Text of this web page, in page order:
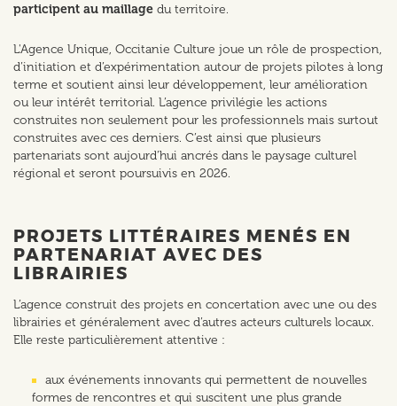
participent au maillage du territoire.
L'Agence Unique, Occitanie Culture joue un rôle de prospection,
d’initiation et d’expérimentation autour de projets pilotes à long
terme et soutient ainsi leur développement, leur amélioration
ou leur intérêt territorial. L’agence privilégie les actions
construites non seulement pour les professionnels mais surtout
construites avec ces derniers. C’est ainsi que plusieurs
partenariats sont aujourd’hui ancrés dans le paysage culturel
régional et seront poursuivis en 2026.
PROJETS LITTÉRAIRES MENÉS EN
PARTENARIAT AVEC DES
LIBRAIRIES
L’agence construit des projets en concertation avec une ou des
librairies et généralement avec d’autres acteurs culturels locaux.
Elle reste particulièrement attentive :
aux événements innovants qui permettent de nouvelles
formes de rencontres et qui suscitent une plus grande